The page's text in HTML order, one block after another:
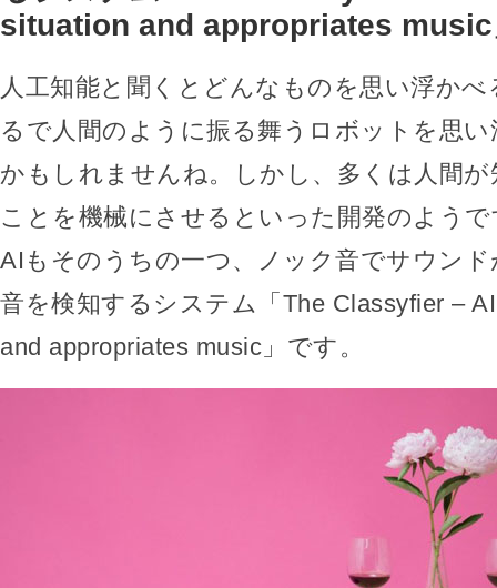
situation and appropriates music
人工知能と聞くとどんなものを思い浮か
るで人間のように振る舞うロボットを思
かもしれませんね。しかし、多くは人間
ことを機械にさせるといった開発のよう
AIもそのうちの一つ、ノック音でサウン
音を検知するシステム「The Classyfier –
and appropriates music」です。